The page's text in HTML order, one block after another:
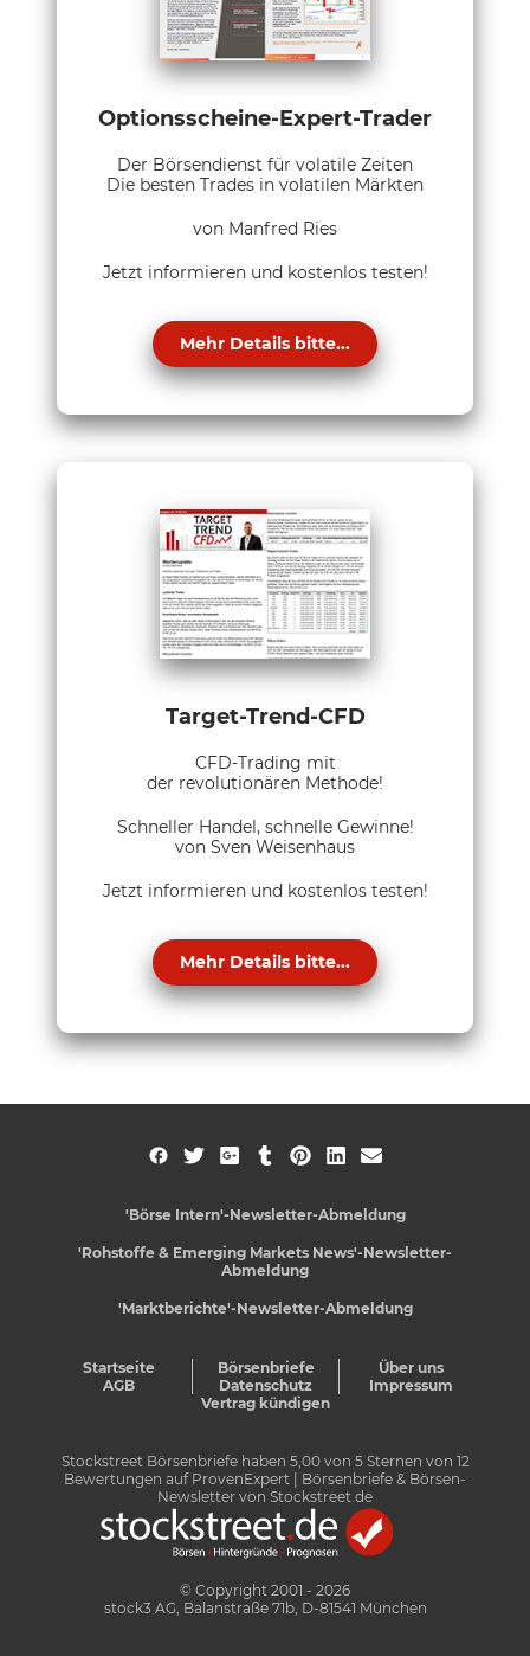
Optionsscheine-Expert-Trader
Der Börsendienst für volatile Zeiten
Die besten Trades in volatilen Märkten
von Manfred Ries
Jetzt informieren und kostenlos testen!
Mehr Details bitte...
Target-Trend-CFD
CFD-Trading mit
der revolutionären Methode!
Schneller Handel, schnelle Gewinne!
von Sven Weisenhaus
Jetzt informieren und kostenlos testen!
Mehr Details bitte...
'Börse Intern'-Newsletter-Abmeldung
'Rohstoffe & Emerging Markets News'-Newsletter-
Abmeldung
'Marktberichte'-Newsletter-Abmeldung
Startseite Börsenbriefe
Über uns
AGB
Datenschutz
Impressum
Vertrag kündigen
Stockstreet Börsenbriefe haben 5,00von 5Sternen von 12
Bewertungen auf ProvenExpert
| Börsenbriefe & Börsen-
Newsletter von Stockstreet.de
© Copyright 2001 - 2026
stock3 AG, Balanstraße 71b, D-81541 München